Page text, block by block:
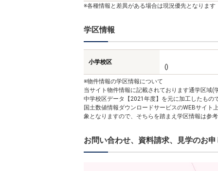
※各種情報と差異がある場合は現況優先となります
学区情報
小学校区
()
※物件情報の学区情報について
当サイト物件情報に記載されております通学区域
中学校区データ【2021年度】を元に加工したもの
国土数値情報ダウンロードサービスのWEBサイ
象となりますので、そちらを踏まえ学区情報は参
お問い合わせ、資料請求、見学のお